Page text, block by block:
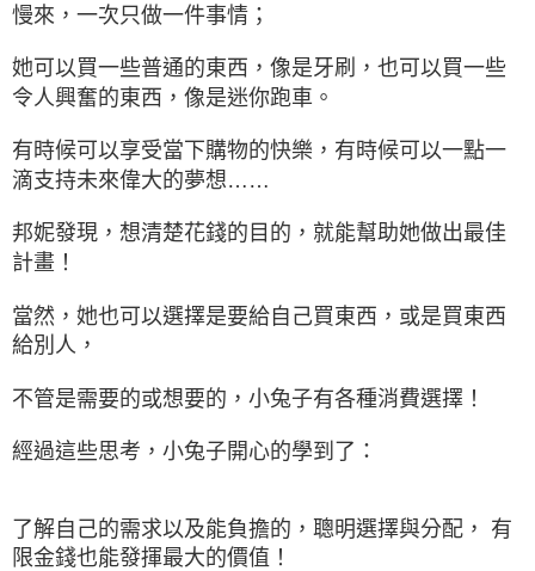
慢來，一次只做一件事情；
她可以買一些普通的東西，像是牙刷，也可以買一些
令人興奮的東西，像是迷你跑車。
有時候可以享受當下購物的快樂，有時候可以一點一
滴支持未來偉大的夢想……
邦妮發現，想清楚花錢的目的，就能幫助她做出最佳
計畫！
當然，她也可以選擇是要給自己買東西，或是買東西
給別人，
不管是需要的或想要的，小兔子有各種消費選擇！
經過這些思考，小兔子開心的學到了：
了解自己的需求以及能負擔的，聰明選擇與分配， 有
限金錢也能發揮最大的價值！